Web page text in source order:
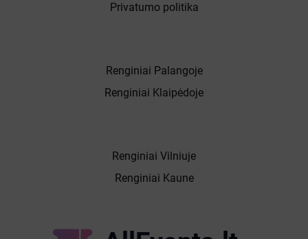
Renginiai Vilniuje
Renginiai Kaune
Renginiai Palangoje
Renginiai Klaipėdoje
Privatumo politika